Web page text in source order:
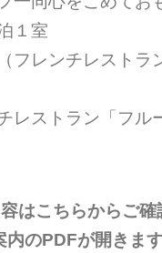
１室
フレンチレスト
レストラン「フル
はこちらからご確
内のPDFが開きます